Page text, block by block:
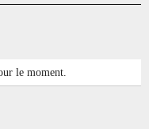
le moment.